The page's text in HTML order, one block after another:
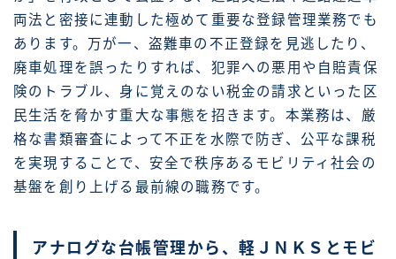
両法と密接に連動した極めて重要な登録管理業務でも
あります。万が一、盗難車の不正登録を見逃したり、
廃車処理を誤ったりすれば、犯罪への悪用や自賠責保
険のトラブル、身に覚えのない税金の請求といった区
民生活を脅かす重大な事態を招きます。本業務は、厳
格な書類審査によって不正を水際で防ぎ、公平な課税
を実現することで、安全で秩序あるモビリティ社会の
基盤を創り上げる最前線の職務です。
アナログな台帳管理から、軽ＪＮＫＳとモビ